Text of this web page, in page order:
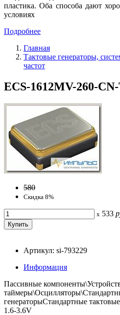
пластика. Оба способа дают
условиях
Подробнее
Главная
Тактовые генераторы,
частот
ECS-1612MV-260-
580
Скидка 8%
x 533
Артикул: si-793229
Информация
Пассивные
генераторыСтандартные
1.6-3.6V